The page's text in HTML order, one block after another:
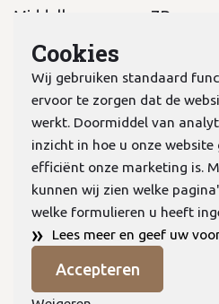
Middelkampseweg 7B
5311 PC Gameren
KvK:70978298
Privacyverklaring
Algemene voorwaarden
Cookies
Cookies
Wij gebruiken standaard
ervoor te zorgen dat de
werkt. Doormiddel van
inzicht in hoe u onze website
efficiënt onze marketing is.
kunnen wij zien welke
welke formulieren u heeft
» Lees meer en geef uw
Accepteren